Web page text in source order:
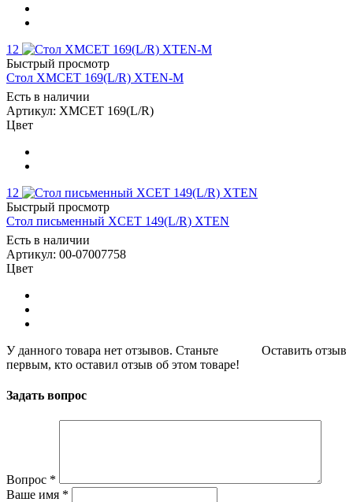
12
Быстрый просмотр
Стол XMСET 169(L/R) XTEN-M
Есть в наличии
Артикул: XMСET 169(L/R)
Цвет
12
Быстрый просмотр
Стол письменный XCET 149(L/R) XTEN
Есть в наличии
Артикул: 00-07007758
Цвет
Оставить отзыв
У данного товара нет отзывов. Станьте
первым, кто оставил отзыв об этом товаре!
Задать вопрос
Вопрос *
Ваше имя *